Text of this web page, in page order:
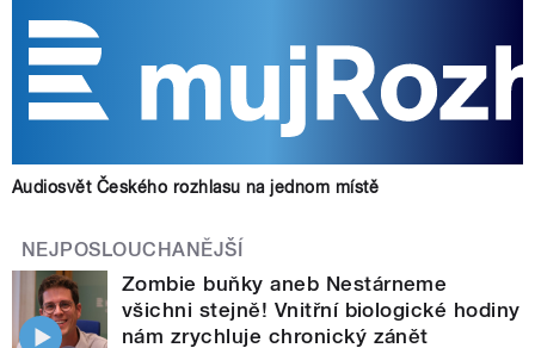
Audiosvět Českého rozhlasu na jednom místě
NEJPOSLOUCHANĚJŠÍ
Zombie buňky aneb Nestárneme
všichni stejně! Vnitřní biologické hodiny
nám zrychluje chronický zánět